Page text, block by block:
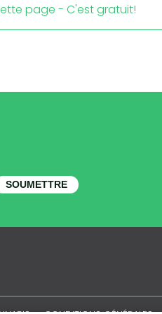
page - C'est gratuit!
SOUMETTRE